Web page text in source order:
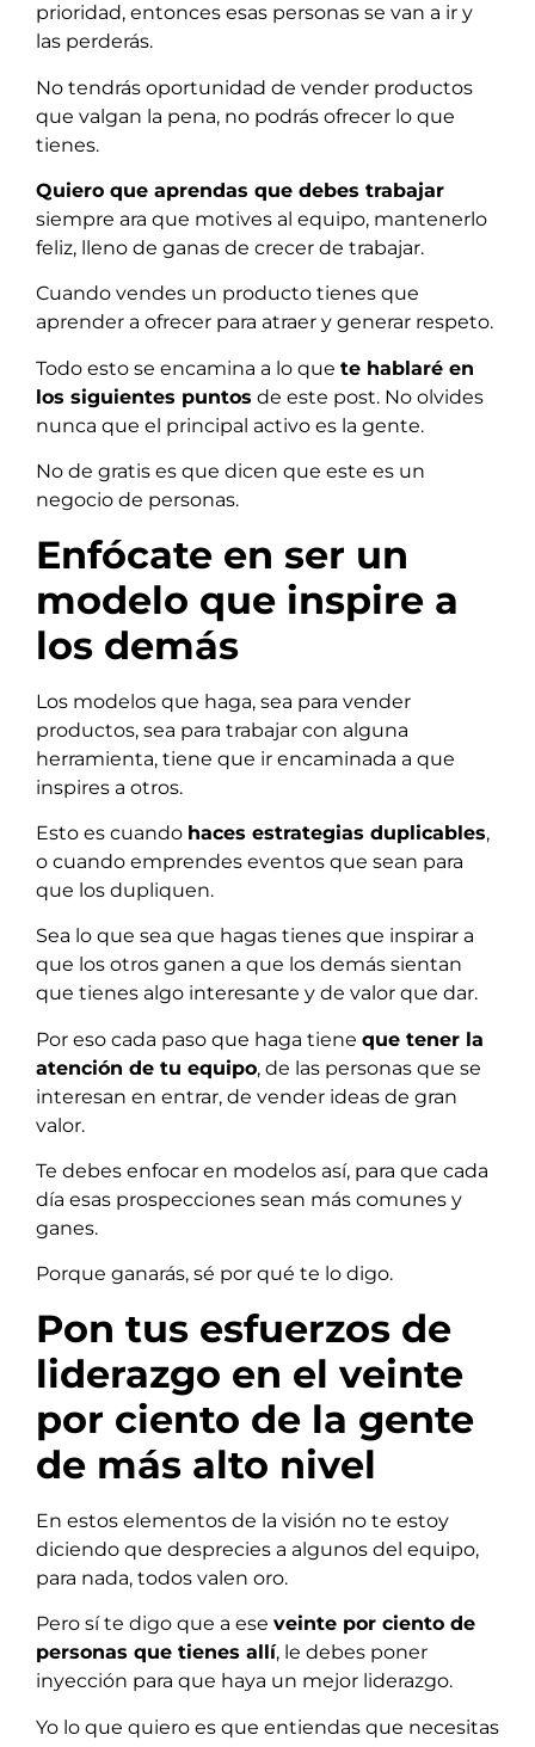
prioridad, entonces esas personas se van a ir y
las perderás.
No tendrás oportunidad de vender productos
que valgan la pena, no podrás ofrecer lo que
tienes.
Quiero que aprendas que debes trabajar
siempre ara que motives al equipo, mantenerlo
feliz, lleno de ganas de crecer de trabajar.
Cuando vendes un producto tienes que
aprender a ofrecer para atraer y generar respeto.
Todo esto se encamina a lo que te hablaré en
los siguientes puntos de este post. No olvides
nunca que el principal activo es la gente.
No de gratis es que dicen que este es un
negocio de personas.
Enfócate en ser un
modelo que inspire a
los demás
Los modelos que haga, sea para vender
productos, sea para trabajar con alguna
herramienta, tiene que ir encaminada a que
inspires a otros.
Esto es cuando haces estrategias duplicables,
o cuando emprendes eventos que sean para
que los dupliquen.
Sea lo que sea que hagas tienes que inspirar a
que los otros ganen a que los demás sientan
que tienes algo interesante y de valor que dar.
Por eso cada paso que haga tiene que tener la
atención de tu equipo, de las personas que se
interesan en entrar, de vender ideas de gran
valor.
Te debes enfocar en modelos así, para que cada
día esas prospecciones sean más comunes y
ganes.
Porque ganarás, sé por qué te lo digo.
Pon tus esfuerzos de
liderazgo en el veinte
por ciento de la gente
de más alto nivel
En estos elementos de la visión no te estoy
diciendo que desprecies a algunos del equipo,
para nada, todos valen oro.
Pero sí te digo que a ese veinte por ciento de
personas que tienes allí, le debes poner
inyección para que haya un mejor liderazgo.
Yo lo que quiero es que entiendas que necesitas